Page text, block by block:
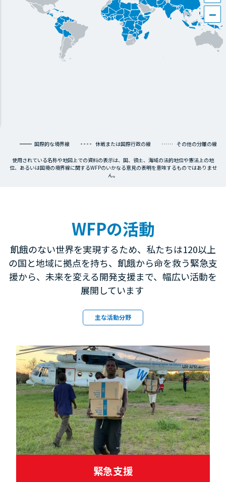
−
国際的な境界線 休戦または国際行政の線 その他の分離の線
使用されている名称や地図上での資料の表示は、国、領土、海域の法的地位や憲法上の地
位、あるいは国境の境界線に関するWFPのいかなる意見の表明を意味するものではありませ
ん。
WFPの活動
飢餓のない世界を実現するため、私たちは120以上
の国と地域に拠点を持ち、飢餓から命を救う緊急支
援から、未来を変える開発支援まで、幅広い活動を
展開しています
主な活動分野
緊急支援